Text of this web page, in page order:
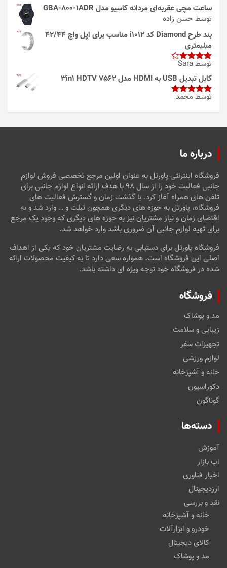
ساعت مچی عقربه‌ای مردانه کاسیو مدل GBA-800-1ADR
توسط حسن زاده
بند طرح Diamond کد i1012 مناسب برای اپل واچ 42/44
میلیمتری
امتیاز4
از 5
توسط Sara
کابل تبدیل USB به HDMI مدل 3in1 HDTV 7562
امتیاز5از
توسط محمد
درباره ما
فروشگاه اینترنتی پاورتل به عنوان اولین مرجع تخصصی فروش لوازم
جانبی فعالیت خود را از سال ۹۸ با هدف ارائه انواع لوازم جانبی برای
تلفن های همراه آغاز کرد. با گذشت زمان و گسترش فعالیت های
فروشگاه، پاورتل به حوزه های دیگری همچون تبلت و … وارد شد و به
اقتضای زمان و نیاز مشتریان نیز به حوزه های دیگری که وجود یک مرجع
برای تهیه لوازم جانبی آن ضروری باشد وارد خواهد شد.
فروشگاه پاورتل برای دستیابی به رضایت مشتریان خود که یکی از اهداف
اصلی این فروشگاه است، همواره سعی دارد تا به کیفیت محصولات ارائه
شده در فروشگاه خود توجه ویژه ای داشته باشد.
فروشگاه
مد و پوشاک
زیبایی و سلامت
تجهیزات سفر
لوازم ورزشی
خانه و آشپزخانه
دکوراسیون
گوناگون
دسته‌ها
آموزش
اپ بازار
اخبار فناوری
ارزدیجیتال
نقد و بررسی
خانه و آشپزخانه
خودرو و ابزارآلات
کالای دیجیتال
مد و پوشاک